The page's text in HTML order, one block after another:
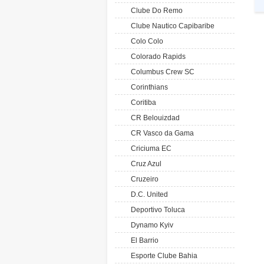
Clube Do Remo
Clube Nautico Capibaribe
Colo Colo
Colorado Rapids
Columbus Crew SC
Corinthians
Coritiba
CR Belouizdad
CR Vasco da Gama
Criciuma EC
Cruz Azul
Cruzeiro
D.C. United
Deportivo Toluca
Dynamo Kyiv
El Barrio
Esporte Clube Bahia